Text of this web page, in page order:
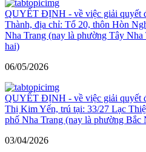
QUYẾT ĐỊNH - về việc giải quyết
Thành, địa chỉ: Tổ 20, thôn Hòn
Nha Trang (nay là phường Tây
hai)
06/05/2026
QUYẾT ĐỊNH - về việc giải quyết
Thị Kim Yến, trú tại: 33/27 Lạc
phố Nha Trang (nay là phường Bắc
03/04/2026